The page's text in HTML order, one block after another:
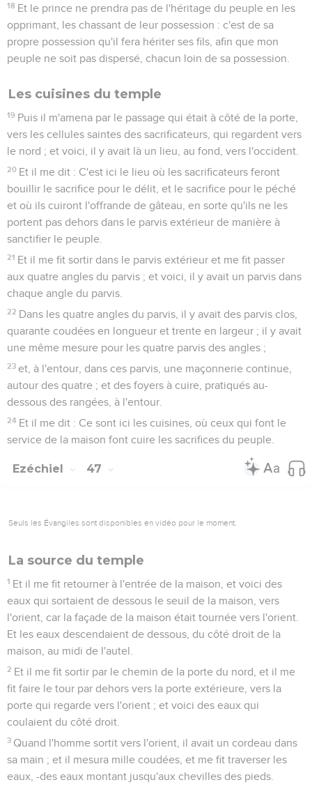
18 Et le prince ne prendra pas de l'héritage du peuple en les
opprimant, les chassant de leur possession : c'est de sa
propre possession qu'il fera hériter ses fils, afin que mon
peuple ne soit pas dispersé, chacun loin de sa possession.
Les cuisines du temple
19 Puis il m'amena par le passage qui était à côté de la porte,
vers les cellules saintes des sacrificateurs, qui regardent vers
le nord ; et voici, il y avait là un lieu, au fond, vers l'occident.
20 Et il me dit : C'est ici le lieu où les sacrificateurs feront
bouillir le sacrifice pour le délit, et le sacrifice pour le péché
et où ils cuiront l'offrande de gâteau, en sorte qu'ils ne les
portent pas dehors dans le parvis extérieur de manière à
sanctifier le peuple.
21 Et il me fit sortir dans le parvis extérieur et me fit passer
aux quatre angles du parvis ; et voici, il y avait un parvis dans
chaque angle du parvis.
22 Dans les quatre angles du parvis, il y avait des parvis clos,
quarante coudées en longueur et trente en largeur ; il y avait
une même mesure pour les quatre parvis des angles ;
23 et, à l'entour, dans ces parvis, une maçonnerie continue,
autour des quatre ; et des foyers à cuire, pratiqués au-
dessous des rangées, à l'entour.
24 Et il me dit : Ce sont ici les cuisines, où ceux qui font le
service de la maison font cuire les sacrifices du peuple.
Ezéchiel 47
Seuls les Évangiles sont disponibles en vidéo pour le moment.
La source du temple
1 Et il me fit retourner à l'entrée de la maison, et voici des
eaux qui sortaient de dessous le seuil de la maison, vers
l'orient, car la façade de la maison était tournée vers l'orient.
Et les eaux descendaient de dessous, du côté droit de la
maison, au midi de l'autel.
2 Et il me fit sortir par le chemin de la porte du nord, et il me
fit faire le tour par dehors vers la porte extérieure, vers la
porte qui regarde vers l'orient ; et voici des eaux qui
coulaient du côté droit.
3 Quand l'homme sortit vers l'orient, il avait un cordeau dans
sa main ; et il mesura mille coudées, et me fit traverser les
eaux, -des eaux montant jusqu'aux chevilles des pieds.